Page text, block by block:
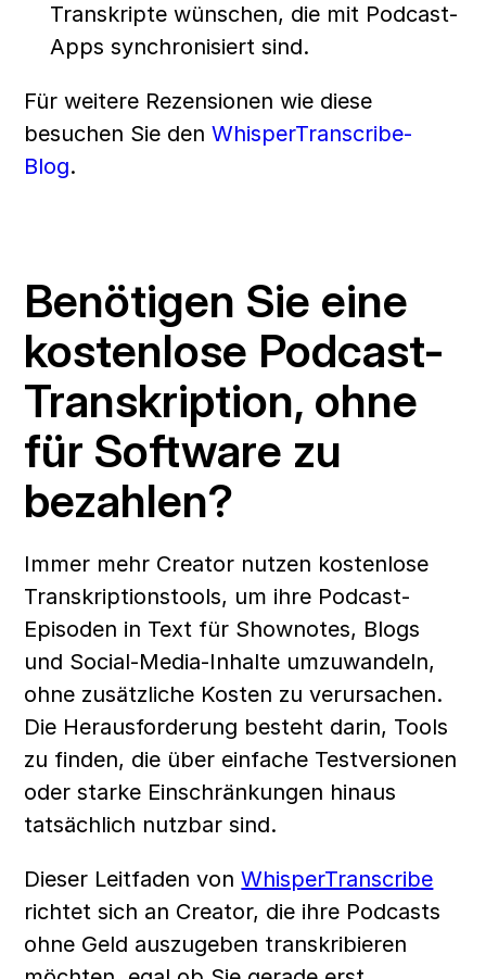
Transkripte wünschen, die mit Podcast-
Apps synchronisiert sind.
Für weitere Rezensionen wie diese
besuchen Sie den WhisperTranscribe-
Blog.
Benötigen Sie eine
kostenlose Podcast-
Transkription, ohne
für Software zu
bezahlen?
Immer mehr Creator nutzen kostenlose
Transkriptionstools, um ihre Podcast-
Episoden in Text für Shownotes, Blogs
und Social-Media-Inhalte umzuwandeln,
ohne zusätzliche Kosten zu verursachen.
Die Herausforderung besteht darin, Tools
zu finden, die über einfache Testversionen
oder starke Einschränkungen hinaus
tatsächlich nutzbar sind.
Dieser Leitfaden von WhisperTranscribe
richtet sich an Creator, die ihre Podcasts
ohne Geld auszugeben transkribieren